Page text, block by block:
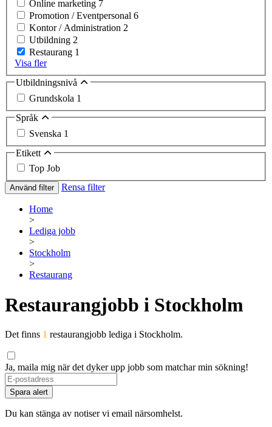
Online marketing 7
Promotion / Eventpersonal 6
Kontor / Administration 2
Utbildning 2
Restaurang 1
Visa fler
Utbildningsnivå
Grundskola 1
Språk
Svenska 1
Etikett
Top Job
Använd filter Rensa filter
Home
>
Lediga jobb
>
Stockholm
>
Restaurang
Restaurangjobb i Stockholm
Det finns 1 restaurangjobb lediga i Stockholm.
Ja, maila mig när det dyker upp jobb som matchar min sökning!
If
you
are
a
Spara alert
Du kan stänga av notiser vi email närsomhelst.